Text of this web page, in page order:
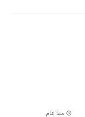
منذ عام